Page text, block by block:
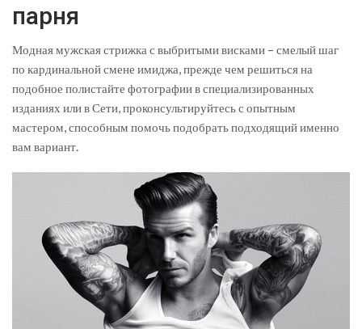
парня
Модная мужская стрижка с выбритыми висками – смелый шаг
по кардинальной смене имиджа, прежде чем решиться на
подобное полистайте фотографии в специализированных
изданиях или в Сети, проконсультируйтесь с опытным
мастером, способным помочь подобрать подходящий именно
вам вариант.